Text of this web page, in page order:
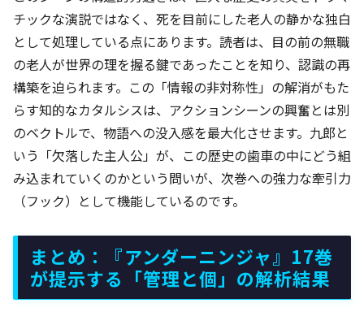
チックな演説ではなく、死を目前にした老人の静かな独白
として処理している点にあります。読者は、目の前の無職
の老人が世界の理を握る鍵であったことを知り、認識の再
構築を迫られます。この「情報の非対称性」の解消がもた
らす知的なカタルシスは、アクションシーンの興奮とは別
のベクトルで、物語への没入感を最大化させます。九郎と
いう「欠落した主人公」が、この歴史の歯車の中にどう組
み込まれていくのかという問いが、次巻への強力な牽引力
（フック）として機能しているのです。
まとめ：『アンダーニンジャ』17巻
が提示する「管理と個」の解析結果